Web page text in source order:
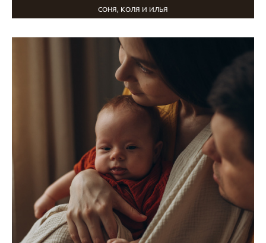
СОНЯ, КОЛЯ И ИЛЬЯ